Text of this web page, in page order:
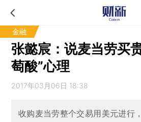
金融
张懿宸：说麦当劳买
萄酸”心理
2017年03月06日 18:38
收购麦当劳整个交易用美元进行